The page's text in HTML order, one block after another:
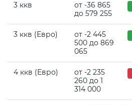
3 ккв
от -36 865
до 579 255
3 ккв (Евро)
от -2 445
500 до 869
065
4 ккв (Евро)
от -2 235
260 до 1
314 000